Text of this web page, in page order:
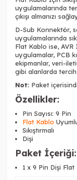
uygulamalarında
çıkışı almanızı
D-Sub Konnektör,
uygulamalarında
Flat Kablo ise, AVR
uygulamalar, PCB
ekipmanlar, veri-
gibi alanlarda
Not: Paket
Özellikler:
Pin Sayısı: 9 Pin
Flat Kablo
Sıkıştırmalı
Dişi
Paket İçeriği:
1 x 9 Pin Dişi Flat